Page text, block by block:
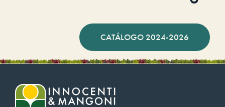
CATÁLOGO 2024-2026